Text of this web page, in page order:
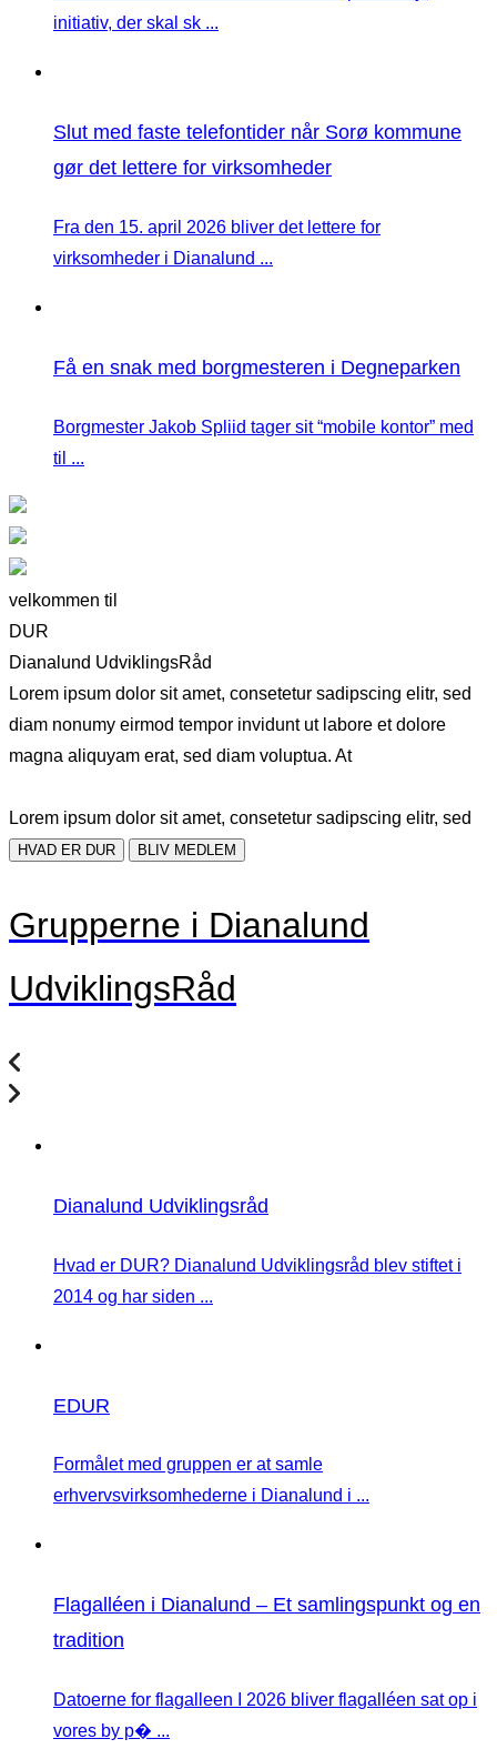
initiativ, der skal sk ...
Slut med faste telefontider når Sorø kommune
gør det lettere for virksomheder
Fra den 15. april 2026 bliver det lettere for
virksomheder i Dianalund ...
Få en snak med borgmesteren i Degneparken
Borgmester Jakob Spliid tager sit “mobile kontor” med
til ...
velkommen til
DUR
Dianalund UdviklingsRåd
Lorem ipsum dolor sit amet, consetetur sadipscing elitr, sed
diam nonumy eirmod tempor invidunt ut labore et dolore
magna aliquyam erat, sed diam voluptua. At
Lorem ipsum dolor sit amet, consetetur sadipscing elitr, sed
HVAD ER DUR BLIV MEDLEM
Grupperne i Dianalund
UdviklingsRåd
Dianalund Udviklingsråd
Hvad er DUR? Dianalund Udviklingsråd blev stiftet i
2014 og har siden ...
EDUR
Formålet med gruppen er at samle
erhvervsvirksomhederne i Dianalund i ...
Flagalléen i Dianalund – Et samlingspunkt og en
tradition
Datoerne for flagalleen I 2026 bliver flagalléen sat op i
vores by p� ...